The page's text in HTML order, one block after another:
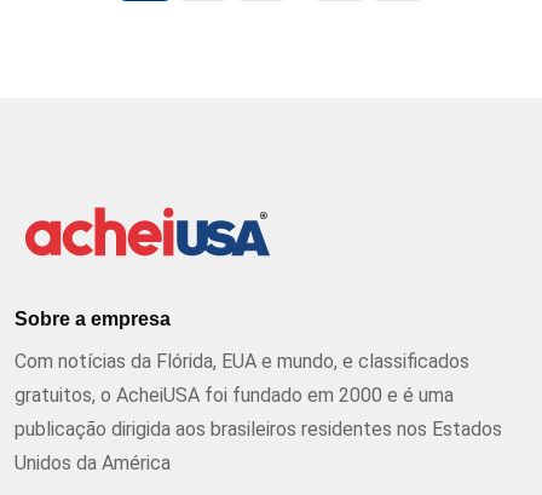
Sobre a empresa
Com notícias da Flórida, EUA e mundo, e classificados
gratuitos, o AcheiUSA foi fundado em 2000 e é uma
publicação dirigida aos brasileiros residentes nos Estados
Unidos da América